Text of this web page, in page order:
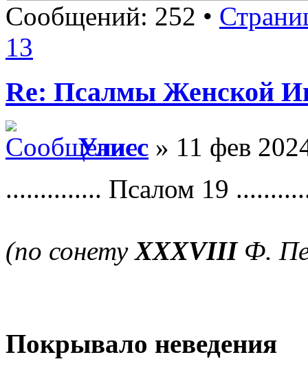
Сообщений: 252 •
13
Re: Псалмы Женской
Улисс » 11 фев
.............. Псалом 19
(по сонетуXXXVIIIФ.
Покрывало неведения